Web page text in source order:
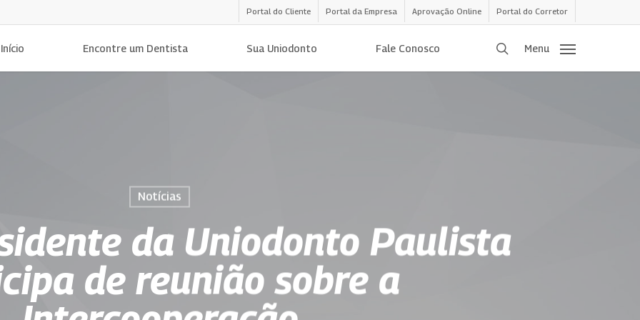
Portal do Cliente Portal da Empresa Aprovação Online Portal do Corretor
Início Encontre um Dentista Sua Uniodonto Fale Conosco procurar
Menu
Notícias
da Uniodonto Paulista
de reunião sobre a